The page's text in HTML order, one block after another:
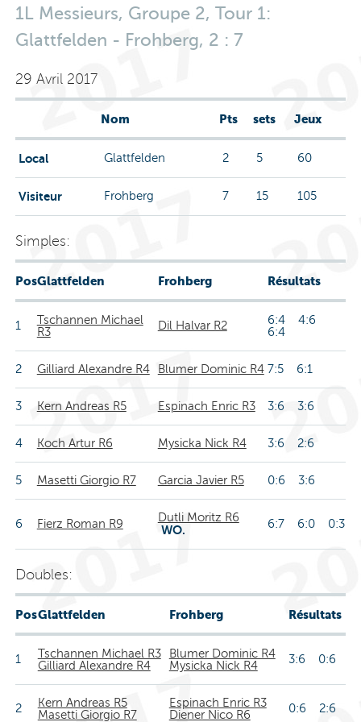
1L Messieurs, Groupe 2, Tour 1:
Glattfelden - Frohberg, 2 : 7
29 Avril 2017
Nom Pts sets Jeux
Local Glattfelden 2 5 60
Visiteur Frohberg 7 15 105
Simples:
PosGlattfelden Frohberg Résultats
1
Tschannen Michael
R3
Dil Halvar R2
6:4 4:6
6:4
2 Gilliard Alexandre R4 Blumer Dominic R4 7:5 6:1
3 Kern Andreas R5 Espinach Enric R3 3:6 3:6
4 Koch Artur R6 Mysicka Nick R4 3:6 2:6
5 Masetti Giorgio R7 Garcia Javier R5 0:6 3:6
6 Fierz Roman R9 Dutli Moritz R6
WO. 6:7 6:0 0:3
Doubles:
PosGlattfelden Frohberg Résultats
1
Tschannen Michael R3
Gilliard Alexandre R4
Blumer Dominic R4
Mysicka Nick R4
3:6 0:6
2
Kern Andreas R5
Masetti Giorgio R7
Espinach Enric R3
Diener Nico R6
0:6 2:6